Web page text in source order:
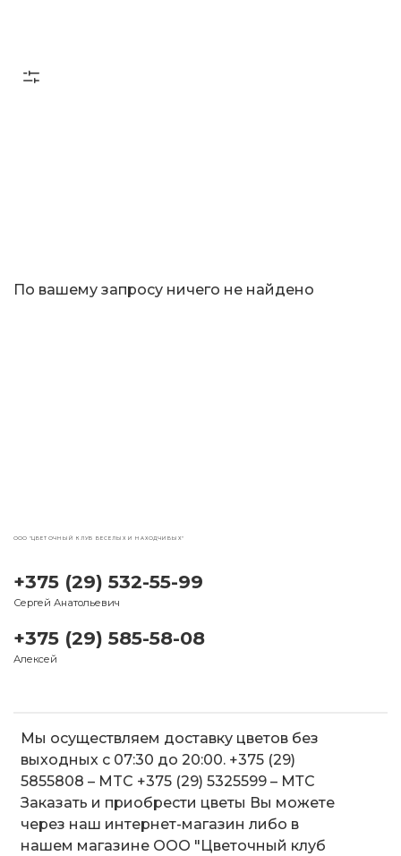
По вашему запросу ничего не найдено
Мы осуществляем доставку цветов без
выходных с 07:30 до 20:00. +375 (29)
5855808 – MTC +375 (29) 5325599 – МТС
Заказать и приобрести цветы Вы можете
через наш интернет-магазин либо в
нашем магазине ООО "Цветочный клуб
+375 (29) 532-55-99
Сергей Анатольевич
+375 (29) 585-58-08
Алексей
ООО "ЦВЕТОЧНЫЙ КЛУБ ВЕСЕЛЫХ И НАХОДЧИВЫХ"